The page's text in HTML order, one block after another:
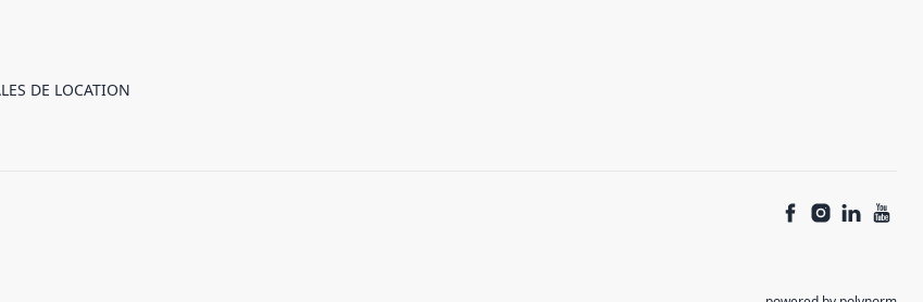
DE LOCATION